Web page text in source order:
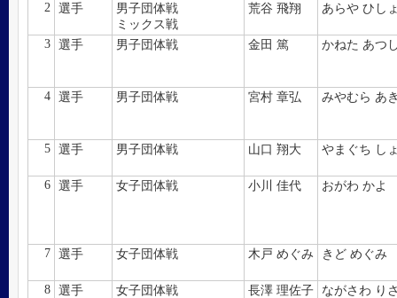
2 選手
男子団体戦
ミックス戦
荒谷 飛翔 あらや ひし
3 選手 男子団体戦 金田 篤 かねた あつ
4 選手 男子団体戦 宮村 章弘 みやむら あ
5 選手 男子団体戦 山口 翔大 やまぐち し
6 選手 女子団体戦 小川 佳代 おがわ かよ
7 選手 女子団体戦 木戸 めぐみ きど めぐみ
8 選手 女子団体戦 長澤 理佐子 ながさわ り